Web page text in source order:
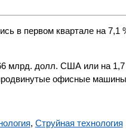
в первом квартале на
долл. США или на 1,7
офисные
, Струйная технология